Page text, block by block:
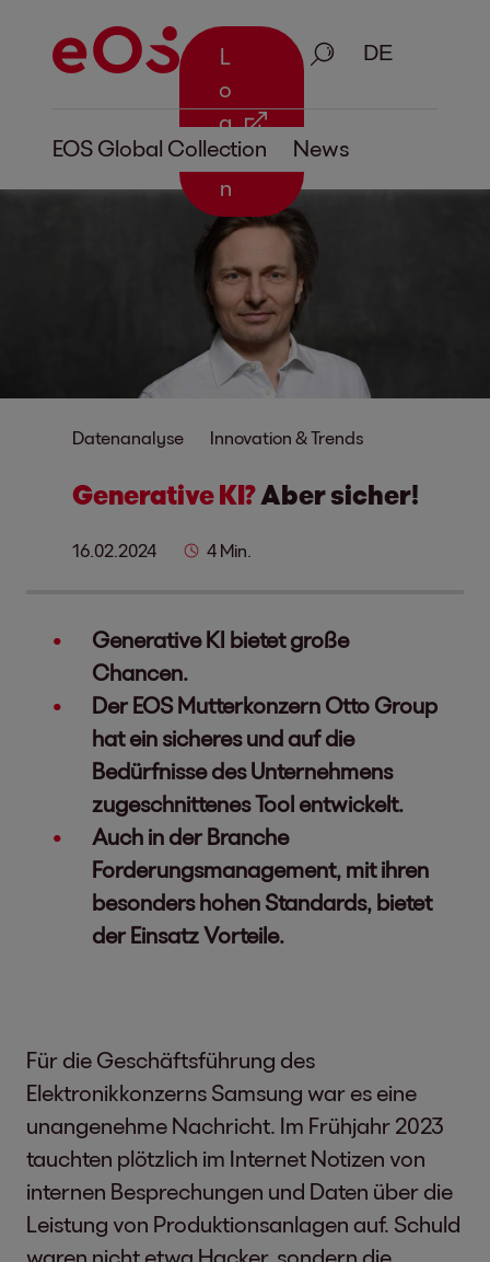
L
o
g
i
n
Suche
EOS Global Collection News
Datenanalyse Innovation & Trends
Generative KI?Aber sicher!
16.02.2024 4 Min.
Generative KI bietet große
Chancen.
Der EOS Mutterkonzern Otto Group
hat ein sicheres und auf die
Bedürfnisse des Unternehmens
zugeschnittenes Tool entwickelt.
Auch in der Branche
Forderungsmanagement, mit ihren
besonders hohen Standards, bietet
der Einsatz Vorteile.
Für die Geschäftsführung des
Elektronikkonzerns Samsung war es eine
unangenehme Nachricht. Im Frühjahr 2023
tauchten plötzlich im Internet Notizen von
internen Besprechungen und Daten über die
Leistung von Produktionsanlagen auf. Schuld
waren nicht etwa Hacker, sondern die